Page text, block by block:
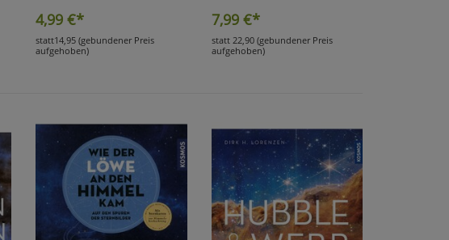
4,99 €*
statt14,95 (gebundener Preis
aufgehoben)
7,99€*
statt 22,90 (gebundener Preis
aufgehoben)